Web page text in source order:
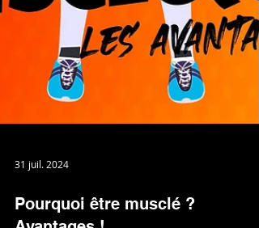
31 juil. 2024